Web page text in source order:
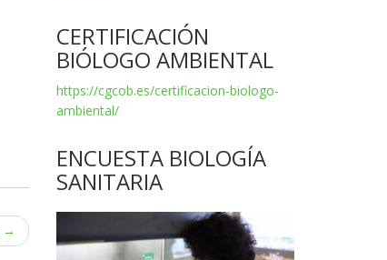
→
CERTIFICACIÓN
BIÓLOGO AMBIENTAL
https://cgcob.es/certificacion-biologo-
ambiental/
ENCUESTA BIOLOGÍA
SANITARIA